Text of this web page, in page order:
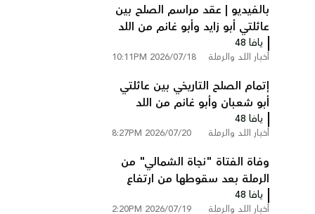
بالفيديو | عقد مراسم الصلح بين
عائلتي أبو زايد وأبو غانم من اللد
في كفر قاسم
يافا 48
أخبار اللد والرملة 2026/07/18 10:11PM
إتمام الصلح التاريخي بين عائلتي
أبو شعبان وأبو غانم من اللد
والرملة في كفر قاسم
يافا 48
أخبار اللد والرملة 2026/07/20 8:27PM
وفاة الفتاة "نجاة الشمالي" من
الرملة بعد سقوطها من ارتفاع
في فندق بالأردن
يافا 48
أخبار اللد والرملة 2026/07/19 2:20PM